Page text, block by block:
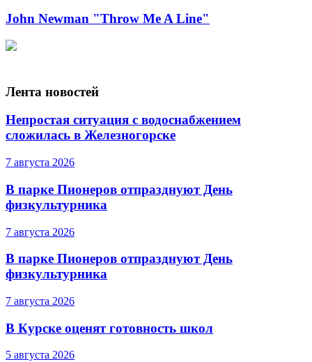
John Newman "Throw Me A Line"
Лента новостей
Непростая ситуация с водоснабжением
сложилась в Железногорске
7 августа 2026
В парке Пионеров отпразднуют День
физкультурника
7 августа 2026
В парке Пионеров отпразднуют День
физкультурника
7 августа 2026
В Курске оценят готовность школ
5 августа 2026